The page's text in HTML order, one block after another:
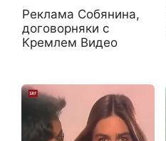
Реклама Собянина,
договорняки с
Кремлем Видео